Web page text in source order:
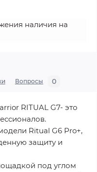
наличия на
Вопросы 0
RITUAL G7- это
Ritual G6 Pro+,
защиту и
под углом